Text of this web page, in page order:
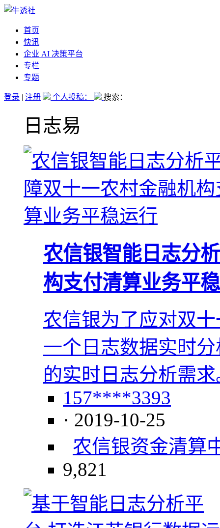
首页
快讯
企业 AI 决策平台
专栏
专题
登录 | 注册 个人投稿： 搜索：
日志易
农信银智能日志分
构支付清算业务平
农信银为了应对双
一个日志数据实时
的实时日志分析需
157****3393
· 2019-10-25
农信银资金清算
9,821